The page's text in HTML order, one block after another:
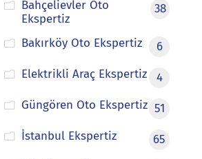
Bahçelievler Oto
Ekspertiz
38
Bakırköy Oto Ekspertiz
6
Elektrikli Araç Ekspertiz
4
Güngören Oto Ekspertiz 51
İstanbul Ekspertiz
65